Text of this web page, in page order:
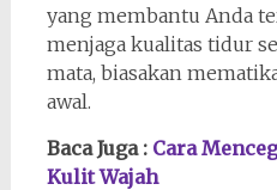
yang membantu Anda
menjaga kualitas tidur
mata, biasakan
awal.
Baca Juga : Cara
Kulit Wajah